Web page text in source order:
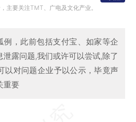
主要关注TMT、广电及文化产业。
例，此前包括支付宝、如家等企
露问题,我们或许可以尝试,除了
以对问题企业予以公示，毕竟声
重要